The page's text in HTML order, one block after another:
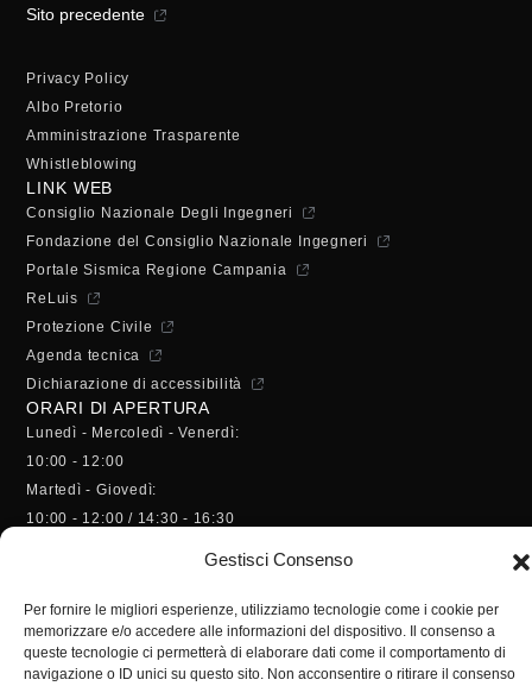
Gestisci Consenso
Per fornire le migliori esperienze, utilizziamo tecnologie come i cookie per
memorizzare e/o accedere alle informazioni del dispositivo. Il consenso a
queste tecnologie ci permetterà di elaborare dati come il comportamento di
navigazione o ID unici su questo sito. Non acconsentire o ritirare il consenso
Sito precedente
Privacy Policy
Albo Pretorio
Amministrazione Trasparente
Whistleblowing
LINK WEB
Consiglio Nazionale Degli Ingegneri
Fondazione del Consiglio Nazionale Ingegneri
Portale Sismica Regione Campania
ReLuis
Protezione Civile
Agenda tecnica
Dichiarazione di accessibilità
ORARI DI APERTURA
Lunedì - Mercoledì - Venerdì:
10:00 - 12:00
Martedì - Giovedì:
10:00 - 12:00 / 14:30 - 16:30
Tel:(+39) 089.224955
(+39) 089.241988
E-mail:
segreteria@ordineingsa.it
PEC:
segreteria.ordine@ordingsa.it